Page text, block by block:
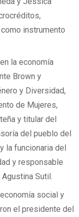
instrumento
la economía
Brown y
y Diversidad,
de Mujeres,
y titular del
del pueblo del
la funcionaria del
y responsable
Sutil.
social y
el presidente del